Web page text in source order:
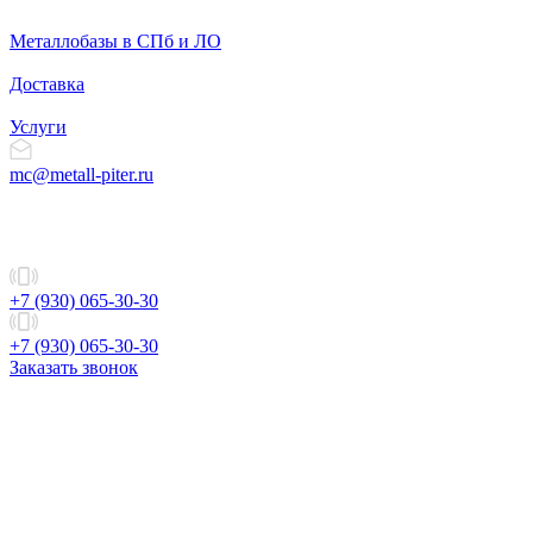
Металлобазы в СПб и ЛО
Доставка
Услуги
mc@metall-piter.ru
+7 (930) 065-30-30
+7 (930) 065-30-30
Заказать звонок